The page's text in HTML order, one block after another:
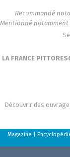
Recommandé
Mentionné notamment
LA FRANCE
Découvrir des
Magazine |